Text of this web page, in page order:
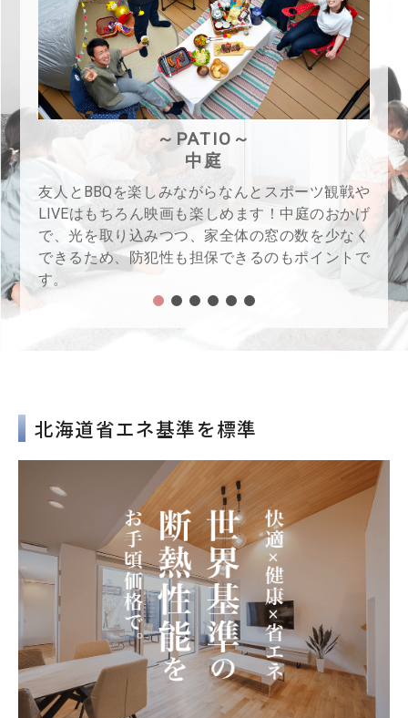
～LDK～
リビング・ダイニング・キッチン
間接光が優しく包むＬＤＫは生活の質を高めるリ
ラクゼーション空間に。とびっきりのデザインを
添えました。気持ち上がるデザイナーズライフ
を、是非あなたの家づくりに取り入れてみません
か？
北海道省エネ基準を標準